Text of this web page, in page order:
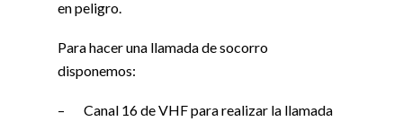
en peligro.
Para hacer una llamada de socorro
disponemos:
– Canal 16 de VHF para realizar la llamada